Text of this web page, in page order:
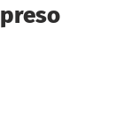
preso